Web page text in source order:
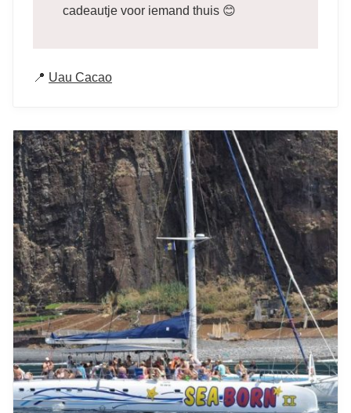
cadeautje voor iemand thuis 😊
📍 Uau Cacao